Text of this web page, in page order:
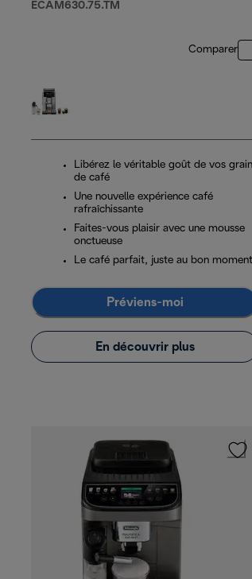
ECAM630.75.TM
Comparer
Libérez le véritable goût de vos
de café
Une nouvelle expérience café
rafraîchissante
Faites-vous plaisir avec une mousse
onctueuse
Le café parfait, juste au bon moment
Préviens-moi
En découvrir plus